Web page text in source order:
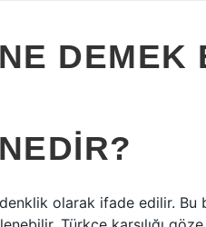
DEMEK
olarak ifade edilir. Bu